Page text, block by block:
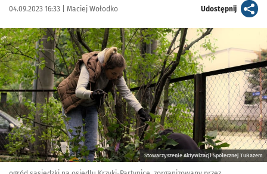
Data publikacji:
04.09.2023 16:33 | Autor:
Maciej Wołodko Udostępnijartykuł
Kliknij, aby zobaczyć galerię
Stowarzyszenie Aktywizacji Społecznej TuRazem